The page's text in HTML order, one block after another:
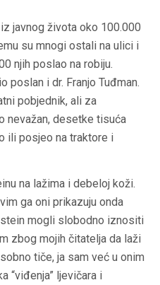
javnog života oko 100.000
su mnogi ostali na ulici i
njih poslao na robiju.
poslan i dr. Franjo Tuđman.
pobjednik, ali za
nevažan, desetke tisuća
ili posjeo na traktore i
na lažima i debeloj koži.
ga oni prikazuju onda
mogli slobodno iznositi
zbog mojih čitatelja da laži
tiče, ja sam već u onim
“viđenja” ljevičara i